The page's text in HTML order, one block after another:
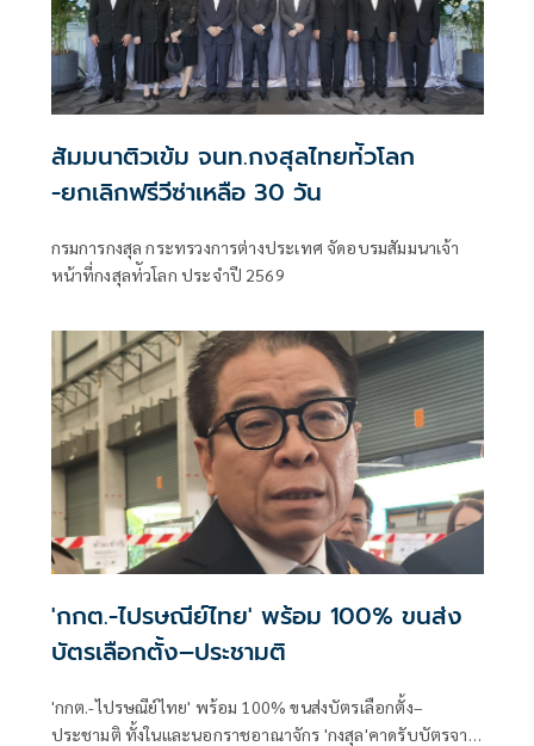
สัมมนาติวเข้ม จนท.กงสุลไทยท่ัวโลก
-ยกเลิกฟรีวีซ่าเหลือ 30 วัน
กรมการกงสุล กระทรวงการต่างประเทศ จัดอบรมสัมมนาเจ้า
หน้าที่กงสุลท่ัวโลก ประจำปี 2569
'กกต.-ไปรษณีย์ไทย' พร้อม 100% ขนส่ง
บัตรเลือกตั้ง–ประชามติ
'กกต.-ไปรษณีย์ไทย' พร้อม 100% ขนส่งบัตรเลือกตั้ง–
ประชามติ ทั้งในและนอกราชอาณาจักร 'กงสุล'คาดรับบัตรจาก